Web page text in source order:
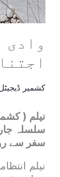
کشمیر
نیلم (
سلسلہ
سفر سے
نیلم